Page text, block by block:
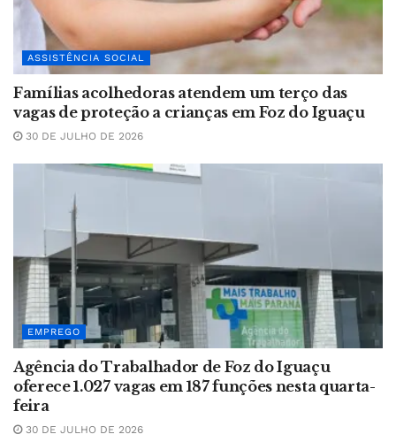
ASSISTÊNCIA SOCIAL
Famílias acolhedoras atendem um terço das
vagas de proteção a crianças em Foz do Iguaçu
30 DE JULHO DE 2026
EMPREGO
Agência do Trabalhador de Foz do Iguaçu
oferece 1.027 vagas em 187 funções nesta quarta-
feira
30 DE JULHO DE 2026